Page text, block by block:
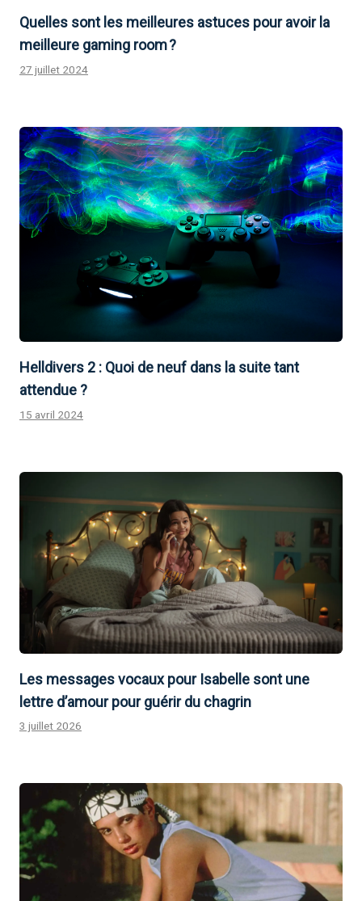
Quelles sont les meilleures astuces pour avoir la
meilleure gaming room ?
27 juillet 2024
Helldivers 2 : Quoi de neuf dans la suite tant
attendue ?
15 avril 2024
Les messages vocaux pour Isabelle sont une
lettre d’amour pour guérir du chagrin
3 juillet 2026